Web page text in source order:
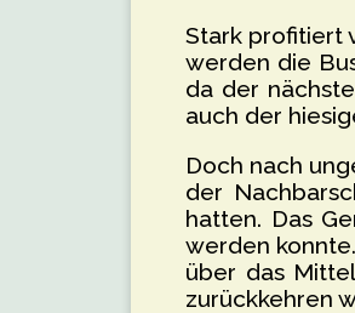
Stark profitiert
werden die
da der
auch der
Doch nach
der
hatten. Das
werden
über das
zurückkehren